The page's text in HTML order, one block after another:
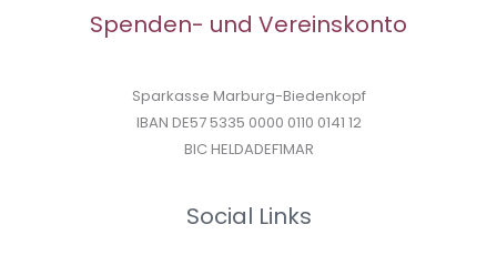
Spenden- und Vereinskonto
Sparkasse Marburg-Biedenkopf
IBAN DE57 5335 0000 0110 0141 12
BIC HELDADEF1MAR
Social Links